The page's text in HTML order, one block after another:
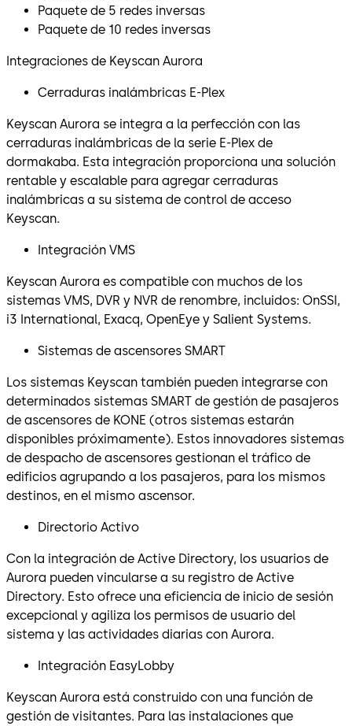
Paquete de 5 redes inversas
Paquete de 10 redes inversas
Integraciones de Keyscan Aurora
Cerraduras inalámbricas E-Plex
Keyscan Aurora se integra a la perfección con las
cerraduras inalámbricas de la serie E-Plex de
dormakaba. Esta integración proporciona una solución
rentable y escalable para agregar cerraduras
inalámbricas a su sistema de control de acceso
Keyscan.
Integración VMS
Keyscan Aurora es compatible con muchos de los
sistemas VMS, DVR y NVR de renombre, incluidos: OnSSI,
i3 International, Exacq, OpenEye y Salient Systems.
Sistemas de ascensores SMART
Los sistemas Keyscan también pueden integrarse con
determinados sistemas SMART de gestión de pasajeros
de ascensores de KONE (otros sistemas estarán
disponibles próximamente). Estos innovadores sistemas
de despacho de ascensores gestionan el tráfico de
edificios agrupando a los pasajeros, para los mismos
destinos, en el mismo ascensor.
Directorio Activo
Con la integración de Active Directory, los usuarios de
Aurora pueden vincularse a su registro de Active
Directory. Esto ofrece una eficiencia de inicio de sesión
excepcional y agiliza los permisos de usuario del
sistema y las actividades diarias con Aurora.
Integración EasyLobby
Keyscan Aurora está construido con una función de
gestión de visitantes. Para las instalaciones que